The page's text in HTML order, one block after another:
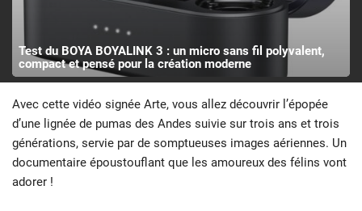
Test du BOYA BOYALINK 3 : un micro sans fil polyvalent,
compact et pensé pour la création moderne
Avec cette vidéo signée Arte, vous allez découvrir l’épopée
d’une lignée de pumas des Andes suivie sur trois ans et trois
générations, servie par de somptueuses images aériennes. Un
documentaire époustouflant que les amoureux des félins vont
adorer !